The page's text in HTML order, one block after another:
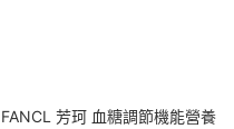
FANCL 芳珂 血糖調節機能營養